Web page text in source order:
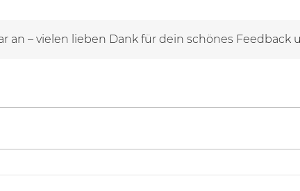
an – vielen lieben Dank für dein schönes Feedback